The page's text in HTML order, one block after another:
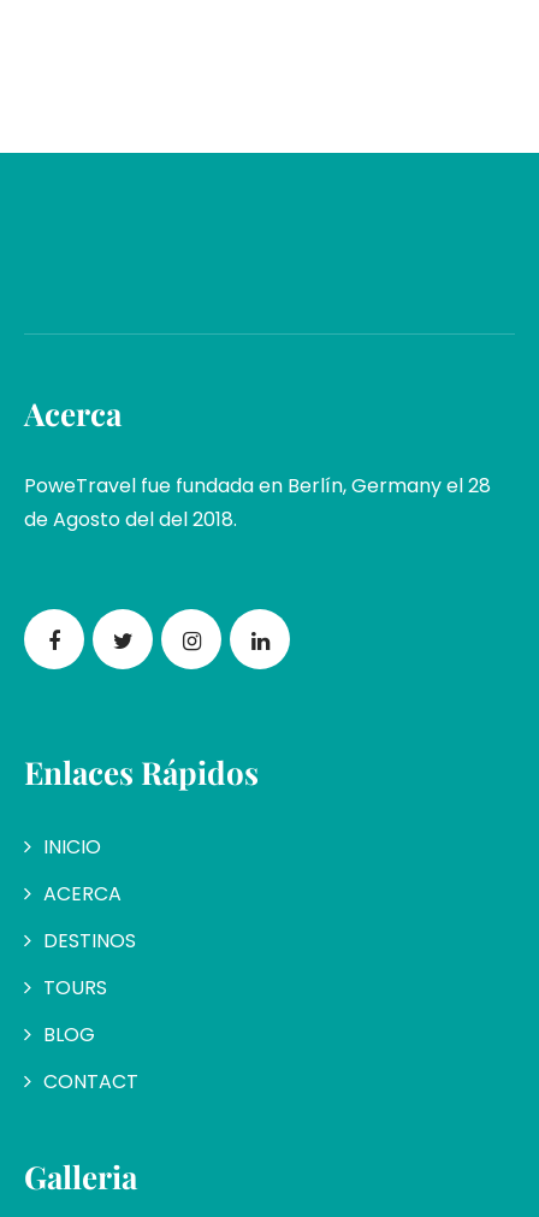
Acerca
PoweTravel fue fundada en Berlín, Germany el 28
de Agosto del del 2018.
Enlaces Rápidos
INICIO
ACERCA
DESTINOS
TOURS
BLOG
CONTACT
Galleria